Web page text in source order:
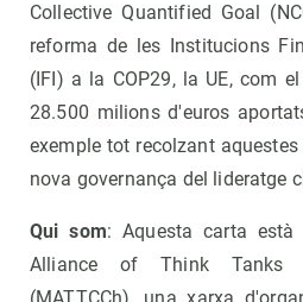
Collective Quantified Goal
reforma de les Institucions
(IFI) a la COP29, la UE, com
28.500 milions d'euros
exemple tot recolzant
nova governança del lideratge
Qui som: Aquesta carta
Alliance of Think Tanks